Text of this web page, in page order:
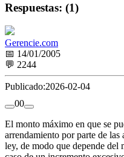
Respuestas: (1)
Gerencie.com
📅 14/01/2005
💬 2244
Publicado:2026-02-04
00
El monto máximo en que se
arrendamiento por parte de las
ley, de modo que depende del